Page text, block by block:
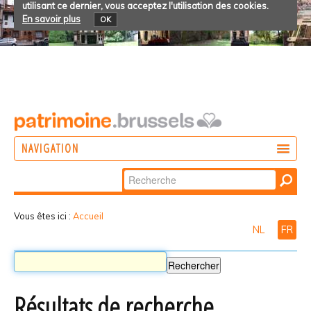
utilisant ce dernier, vous acceptez l'utilisation des cookies.
En savoir plus
OK
NAVIGATION
Chercher par
Recherche
Vous êtes ici : Accueil
NL FR